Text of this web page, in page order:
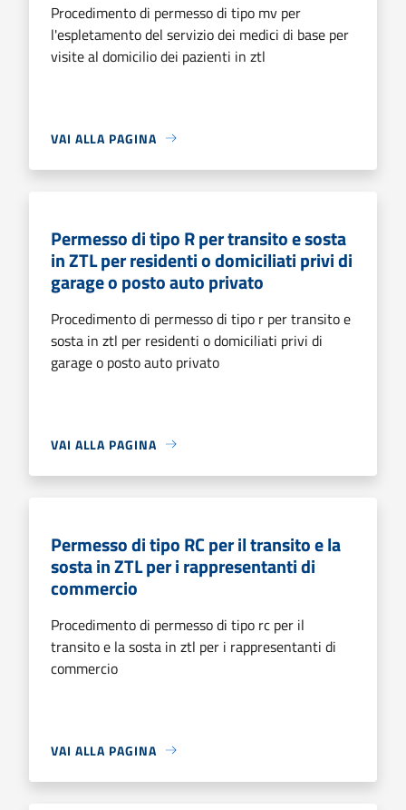
Procedimento di permesso di tipo mv per
l'espletamento del servizio dei medici di base per
visite al domicilio dei pazienti in ztl
VAI ALLA PAGINA
Permesso di tipo R per transito e sosta
in ZTL per residenti o domiciliati privi di
garage o posto auto privato
Procedimento di permesso di tipo r per transito e
sosta in ztl per residenti o domiciliati privi di
garage o posto auto privato
VAI ALLA PAGINA
Permesso di tipo RC per il transito e la
sosta in ZTL per i rappresentanti di
commercio
Procedimento di permesso di tipo rc per il
transito e la sosta in ztl per i rappresentanti di
commercio
VAI ALLA PAGINA